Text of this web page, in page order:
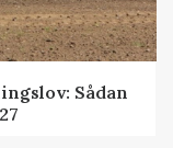
Sådan